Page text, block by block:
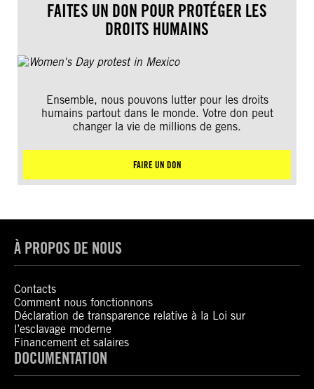
FAITES UN DON POUR PROTÉGER LES
DROITS HUMAINS
Ensemble, nous pouvons lutter pour les droits
humains partout dans le monde. Votre don peut
changer la vie de millions de gens.
FAIRE UN DON
À PROPOS DE NOUS
Contacts
Comment nous fonctionnons
Déclaration de transparence relative à la Loi sur
l’esclavage moderne
Financement et salaires
DOCUMENTATION